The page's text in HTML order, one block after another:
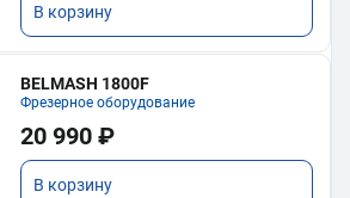
В корзину
BELMASH 1800F
Фрезерное оборудование
20 990 ₽
В корзину